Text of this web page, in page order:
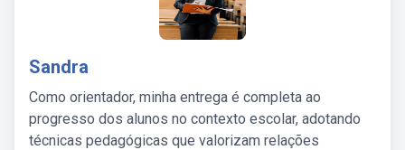
Sandra
Como orientador, minha entrega é completa ao
progresso dos alunos no contexto escolar, adotando
técnicas pedagógicas que valorizam relações